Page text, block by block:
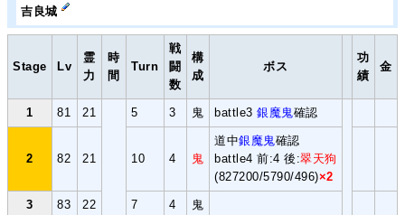
吉良城
Stage Lv
霊
力
時
間
Turn
戦
闘
数
構
成
ボス
功
績
金
1 81 21 5 3 鬼 battle3銀魔鬼確認
2 82 21 10 4 鬼
道中銀魔鬼確認
battle4 前:4 後:翠天狗
(827200/5790/496)×2
3 83 22 7 4 鬼